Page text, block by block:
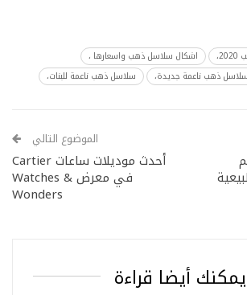
اشكال سلاسل ذهب واسعارها ،
سلاسل ذهب ناعمة جديدة، سلاسل ذهب ناعمة للبنات،
الموضوع التالي
أحدث موديلات ساعات Cartier
في معرض Watches &
Wonders
يمكنك أيضا قراءة